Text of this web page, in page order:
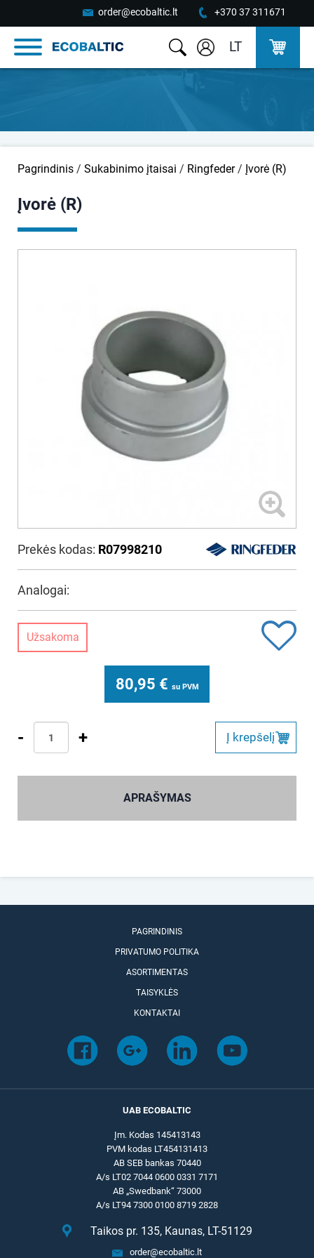
order@ecobaltic.lt +370 37 311671
LT
Pagrindinis / Sukabinimo įtaisai / Ringfeder/ Įvorė (R)
Įvorė (R)
Prekės kodas: R07998210
Analogai:
Užsakoma
80,95 € su PVM
- + Į krepšelį
APRAŠYMAS
PAGRINDINIS
PRIVATUMO POLITIKA
ASORTIMENTAS
TAISYKLĖS
KONTAKTAI
UAB ECOBALTIC
Įm. Kodas 145413143
PVM kodas LT454131413
AB SEB bankas 70440
A/s LT02 7044 0600 0331 7171
AB „Swedbank“ 73000
A/s LT94 7300 0100 8719 2828
Taikos pr. 135, Kaunas, LT-51129
order@ecobaltic.lt